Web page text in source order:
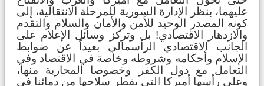
عليهما، بنظر الإدارة السورية للمرحلة الانتقالية، إلى
كونه المصدر الوحيد للأمن والأمان والسلام والتقدم
والازدهار الاقتصادي! بل وتركز وسائل الإعلام على
الجانب الاقتصادي الرأسمالي بعيداً عن ضوابط
الإسلام وأحكامه وشروطه وخاصة في الاقتصاد وفي
التعامل مع دول الكفر وخصوصا المحاربة منها،
وعلى رأسها أميركا التي يقطر سلاحها من دمائنا في